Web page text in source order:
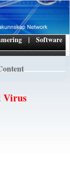
| Software
Virus